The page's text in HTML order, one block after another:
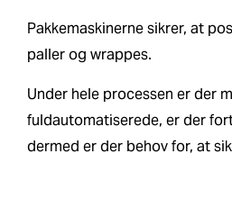
Pakkemaskinerne sikrer, at
paller og wrappes.
Under hele processen er der
fuldautomatiserede, er der
dermed er der behov for, at